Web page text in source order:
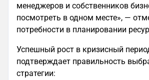
менеджеров и собственников
посмотреть в одном месте», —
потребности в планировании
Успешный рост в кризисный
подтверждает правильность
стратегии: